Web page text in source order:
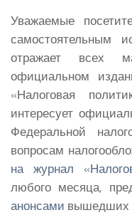
Уважаемые
самостоятельным
отражает всех
официальном
«Налоговая
интересует
Федеральной
вопросам
на журнал
любого месяца,
анонсами вышедших